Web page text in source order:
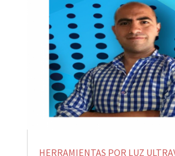
HERRAMIENTAS POR LUZ